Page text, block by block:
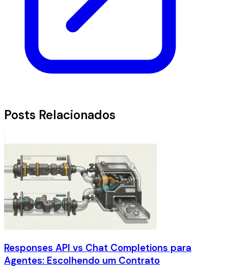
Posts Relacionados
Responses API vs Chat Completions para
Agentes: Escolhendo um Contrato